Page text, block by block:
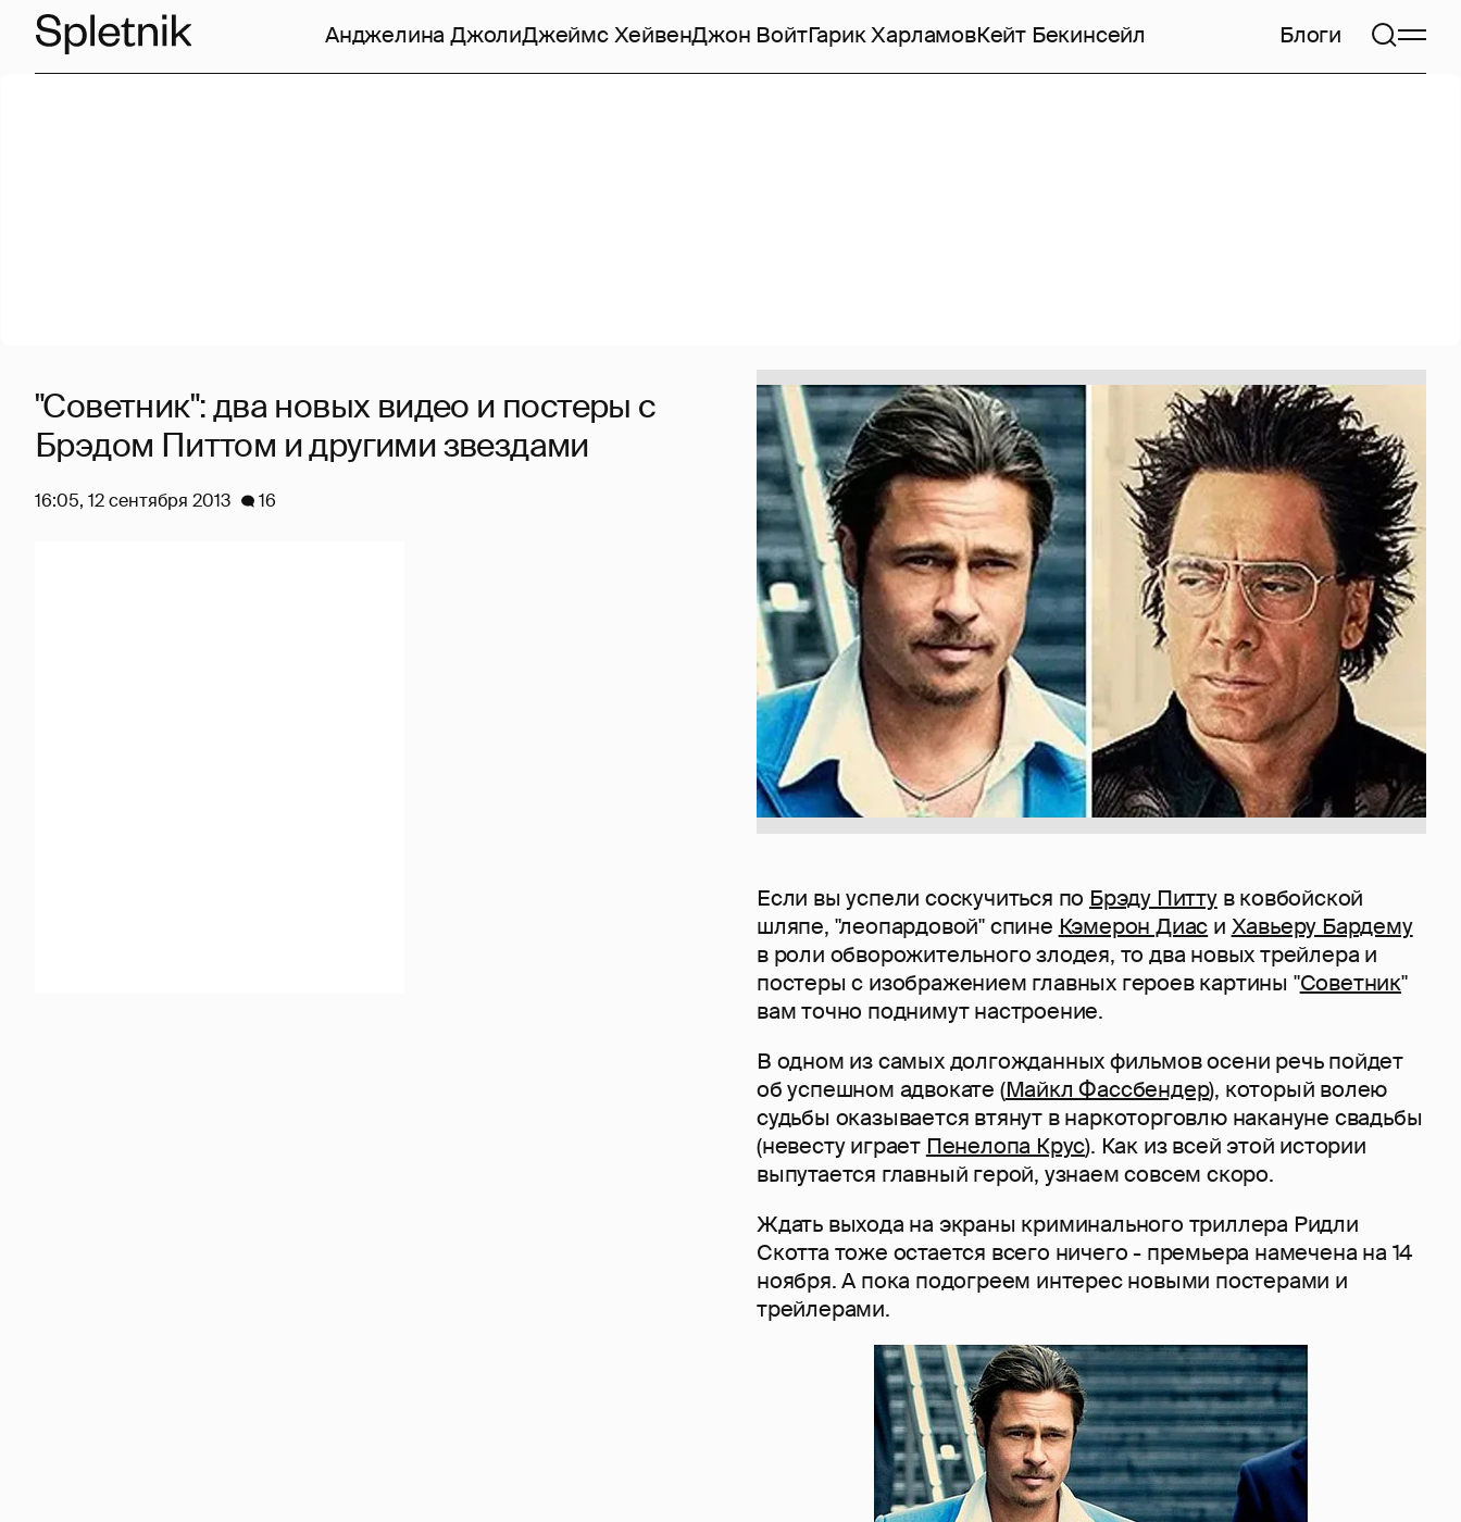
Анджелина ДжолиДжеймс ХейвенДжон ВойтГарик ХарламовКейт Бекинсейл Блоги
Если вы успели соскучиться по Брэду Питтув ковбойской
шляпе, "леопардовой" спине Кэмерон Диас и Хавьеру Бардему
в роли обворожительного злодея, то два новых трейлера и
постеры с изображением главных героев картины "Советник"
вам точно поднимут настроение.
В одном из самых долгожданных фильмов осени речь пойдет
об успешном адвокате (Майкл Фассбендер), который волею
судьбы оказывается втянут в наркоторговлю накануне свадьбы
(невесту играет Пенелопа Крус). Как из всей этой истории
выпутается главный герой, узнаем совсем скоро.
Ждать выхода на экраны криминального триллера Ридли
Скотта тоже остается всего ничего - премьера намечена на 14
ноября. А пока подогреем интерес новыми постерами и
трейлерами.
"Советник": два новых видео и постеры с
Брэдом Питтом и другими звездами
16:05, 12 сентября 2013 16